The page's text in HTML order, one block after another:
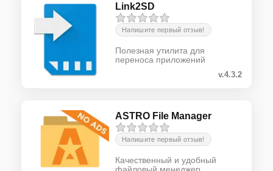
Link2SD
Напишите первый отзыв!
Полезная утилита для
переноса приложений
v.4.3.2
ASTRO File Manager
Напишите первый отзыв!
Качественный и удобный